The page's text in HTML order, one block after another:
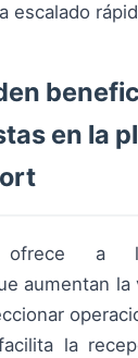
escalado
en la
ofrece a
aumentan la
la